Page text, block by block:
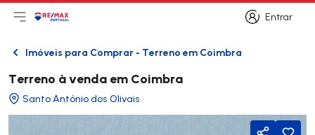
Entrar
Entrar
Abri menu principal
LogoIr para página inicial
VoltarImóveis para Comprar - Terreno em Coimbra
Terreno à venda em Coimbra
Santo António dos Olivais